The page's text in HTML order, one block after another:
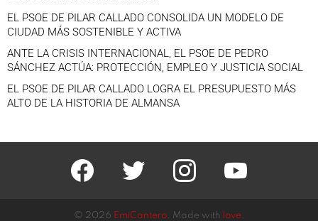
EL PSOE DE PILAR CALLADO CONSOLIDA UN MODELO DE
CIUDAD MÁS SOSTENIBLE Y ACTIVA
ANTE LA CRISIS INTERNACIONAL, EL PSOE DE PEDRO
SÁNCHEZ ACTÚA: PROTECCIÓN, EMPLEO Y JUSTICIA SOCIAL
EL PSOE DE PILAR CALLADO LOGRA EL PRESUPUESTO MÁS
ALTO DE LA HISTORIA DE ALMANSA
facebook twitter instagram
© 2026 EmiCantero. Made with love.